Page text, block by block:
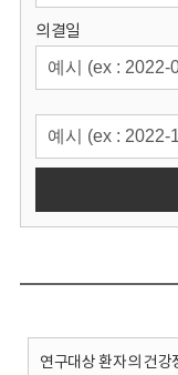
의결일
연구대상 환자의 건강